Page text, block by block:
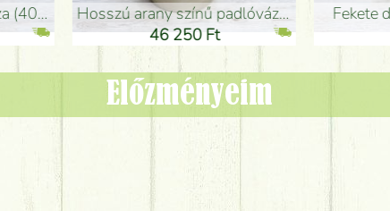
(50x29cm)
fekete design váza (15x20cm)
11 250 Ft
Előzményeim